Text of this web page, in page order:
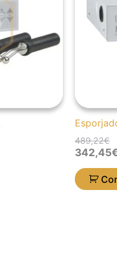
489,22€
342,45